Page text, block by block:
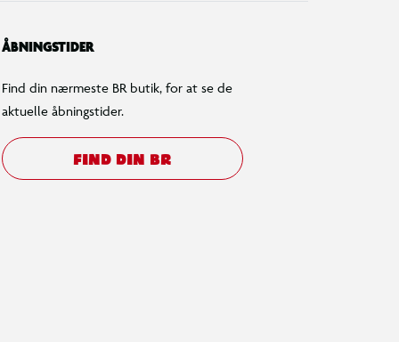
ÅBNINGSTIDER
Find din nærmeste BR butik, for at se de
aktuelle åbningstider.
FIND DIN BR